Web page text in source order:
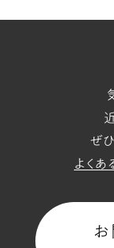
ぜ
よくあ
お